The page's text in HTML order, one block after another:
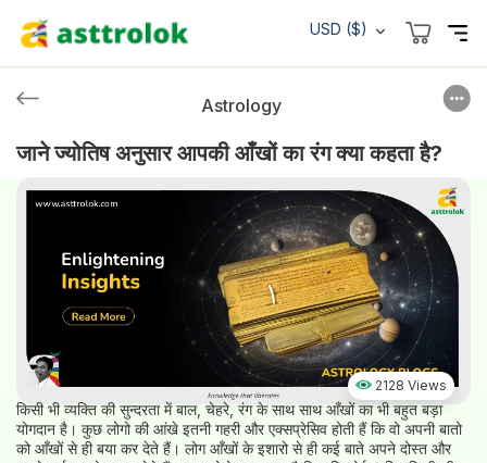
USD ($)
Astrology
जाने ज्योतिष अनुसार आपकी आँखों का रंग क्या कहता है?
2128 Views
किसी भी व्यक्ति की सुन्दरता में बाल, चेहरे, रंग के साथ साथ आँखों का भी बहुत बड़ा
योगदान है। कुछ लोगो की आंखे इतनी गहरी और एक्सप्रेसिव होती हैं कि वो अपनी बातो
को आँखों से ही बया कर देते हैं। लोग आँखों के इशारो से ही कई बाते अपने दोस्त और